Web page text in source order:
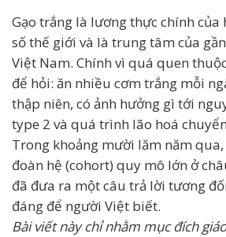
Gạo trắng là lương thực chính
số thế giới và là trung tâm của
Việt Nam. Chính vì quá quen
để hỏi: ăn nhiều cơm trắng mỗi
thập niên, có ảnh hưởng gì tới
type 2 và quá trình lão hoá
Trong khoảng mười lăm năm qua,
đoàn hệ (cohort) quy mô lớn ở
đã đưa ra một câu trả lời tương
đáng để người Việt biết.
Bài viết này chỉ nhằm mục đích